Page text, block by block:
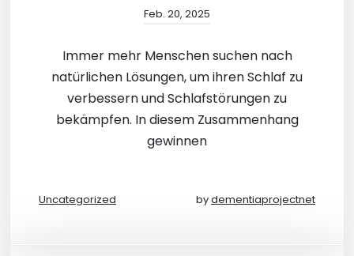
Feb. 20, 2025
Immer mehr Menschen suchen nach
natürlichen Lösungen, um ihren Schlaf zu
verbessern und Schlafstörungen zu
bekämpfen. In diesem Zusammenhang
gewinnen
Uncategorized bydementiaprojectnet